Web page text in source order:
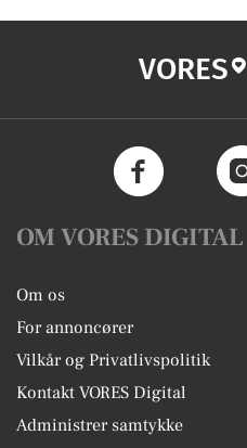
VORES
OM VORES DIGITAL
Om os
For annoncører
Vilkår og Privatlivspolitik
Kontakt VORES Digital
Administrer samtykke